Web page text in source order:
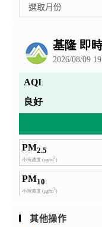
整
選取月份
其他操作